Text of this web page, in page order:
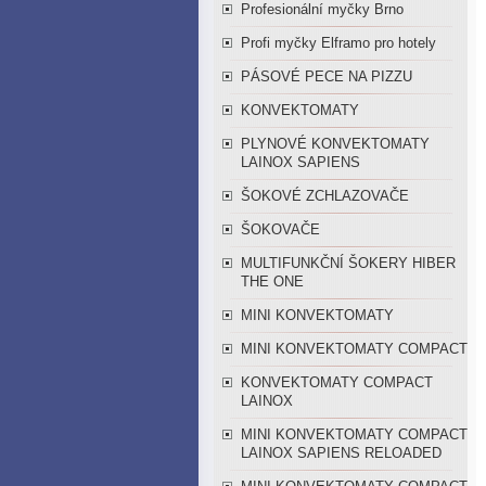
Profesionální myčky Brno
Profi myčky Elframo pro hotely
PÁSOVÉ PECE NA PIZZU
KONVEKTOMATY
PLYNOVÉ KONVEKTOMATY
LAINOX SAPIENS
ŠOKOVÉ ZCHLAZOVAČE
ŠOKOVAČE
MULTIFUNKČNÍ ŠOKERY HIBER
THE ONE
MINI KONVEKTOMATY
MINI KONVEKTOMATY COMPACT
KONVEKTOMATY COMPACT
LAINOX
MINI KONVEKTOMATY COMPACT
LAINOX SAPIENS RELOADED